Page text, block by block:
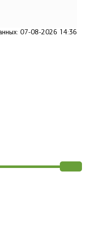
07-08-2026 14:36